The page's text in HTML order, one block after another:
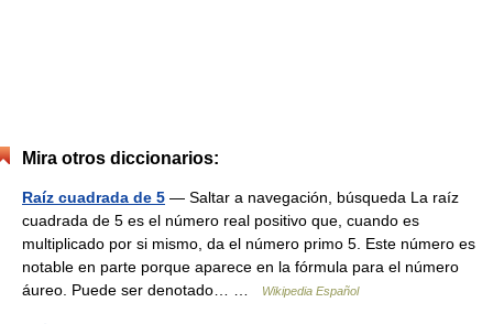
Mira otros diccionarios:
Raíz cuadrada de 5 — Saltar a navegación, búsqueda La raíz
cuadrada de 5 es el número real positivo que, cuando es
multiplicado por si mismo, da el número primo 5. Este número es
notable en parte porque aparece en la fórmula para el número
áureo. Puede ser denotado… …
Wikipedia Español